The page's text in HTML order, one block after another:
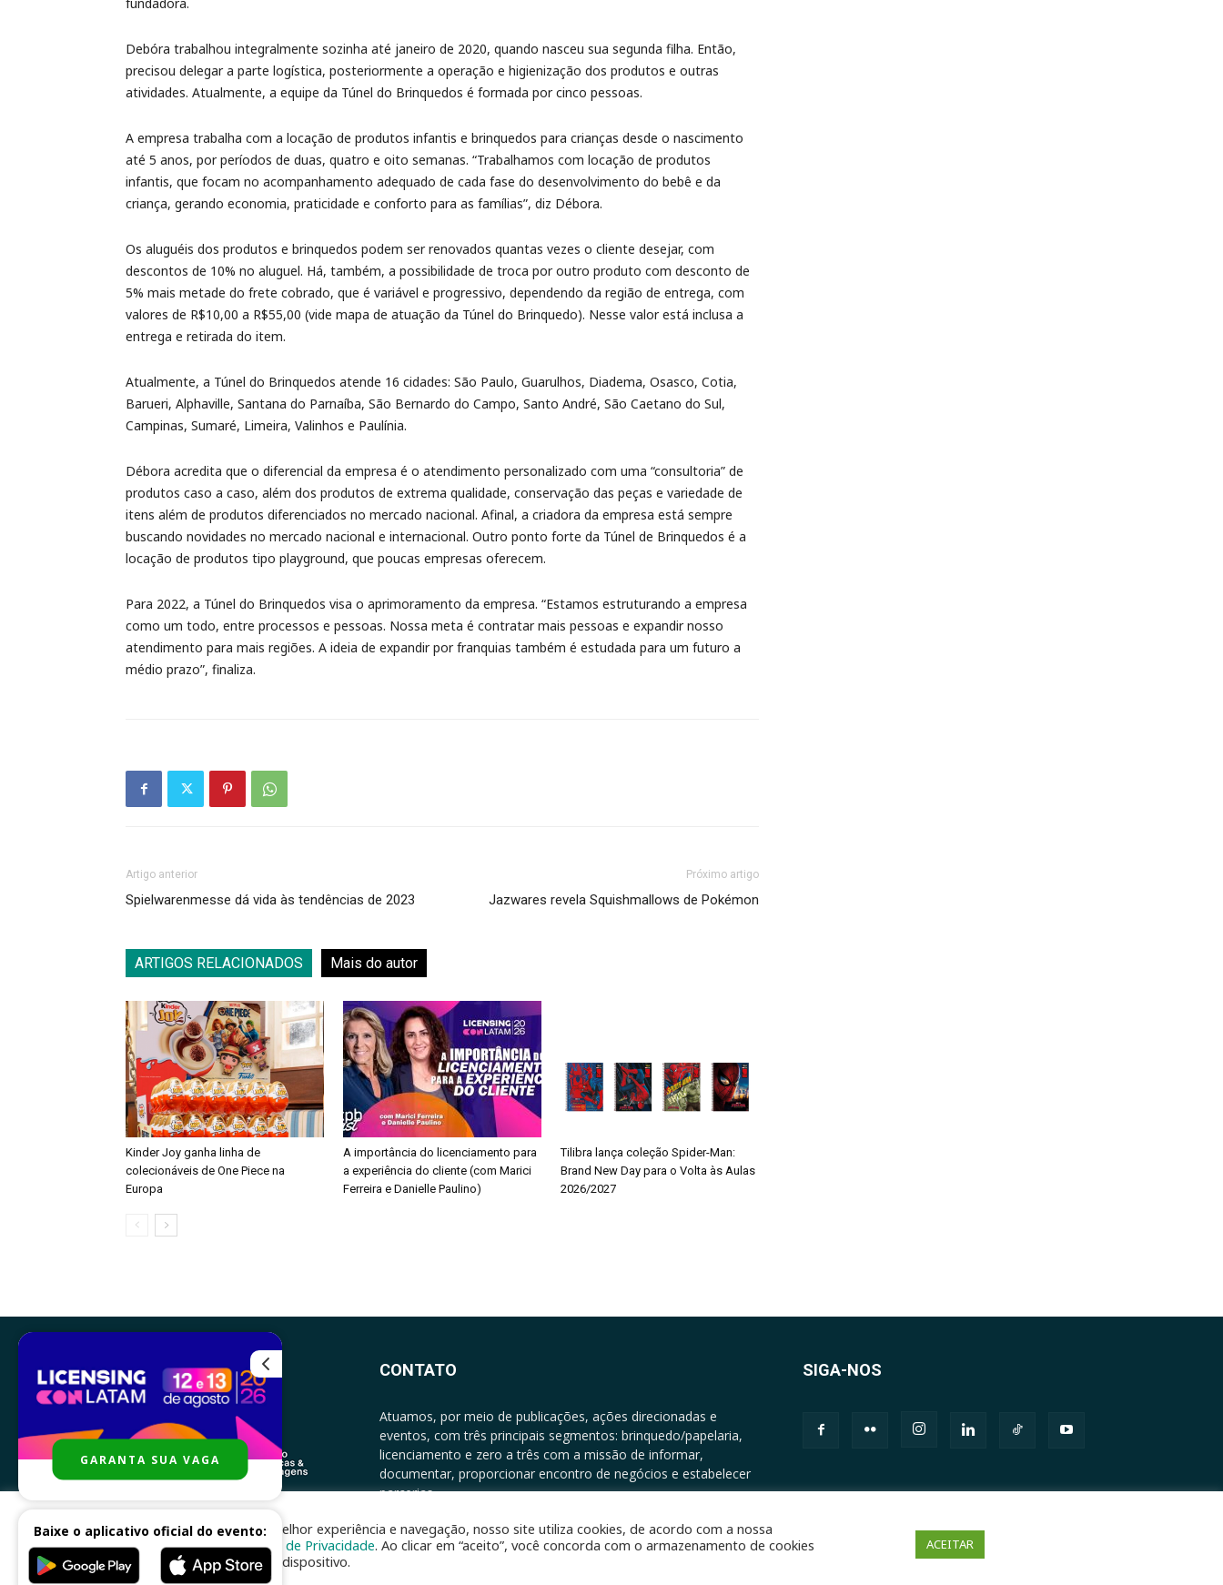
Debóra trabalhou integralmente sozinha até janeiro de 2020, quando nasceu sua segunda filha. Então,
precisou delegar a parte logística, posteriormente a operação e higienização dos produtos e outras
atividades. Atualmente, a equipe da Túnel do Brinquedos é formada por cinco pessoas.
A empresa trabalha com a locação de produtos infantis e brinquedos para crianças desde o nascimento
até 5 anos, por períodos de duas, quatro e oito semanas. “Trabalhamos com locação de produtos
infantis, que focam no acompanhamento adequado de cada fase do desenvolvimento do bebê e da
criança, gerando economia, praticidade e conforto para as famílias”, diz Débora.
Os aluguéis dos produtos e brinquedos podem ser renovados quantas vezes o cliente desejar, com
descontos de 10% no aluguel. Há, também, a possibilidade de troca por outro produto com desconto de
5% mais metade do frete cobrado, que é variável e progressivo, dependendo da região de entrega, com
valores de R$10,00 a R$55,00 (vide mapa de atuação da Túnel do Brinquedo). Nesse valor está inclusa a
entrega e retirada do item.
Atualmente, a Túnel do Brinquedos atende 16 cidades: São Paulo, Guarulhos, Diadema, Osasco, Cotia,
Barueri, Alphaville, Santana do Parnaíba, São Bernardo do Campo, Santo André, São Caetano do Sul,
Campinas, Sumaré, Limeira, Valinhos e Paulínia.
Débora acredita que o diferencial da empresa é o atendimento personalizado com uma “consultoria” de
produtos caso a caso, além dos produtos de extrema qualidade, conservação das peças e variedade de
itens além de produtos diferenciados no mercado nacional. Afinal, a criadora da empresa está sempre
buscando novidades no mercado nacional e internacional. Outro ponto forte da Túnel de Brinquedos é a
locação de produtos tipo playground, que poucas empresas oferecem.
Para 2022, a Túnel do Brinquedos visa o aprimoramento da empresa. “Estamos estruturando a empresa
como um todo, entre processos e pessoas. Nossa meta é contratar mais pessoas e expandir nosso
atendimento para mais regiões. A ideia de expandir por franquias também é estudada para um futuro a
médio prazo”, finaliza.
Artigo anterior
Spielwarenmesse dá vida às tendências de 2023
Próximo artigo
Jazwares revela Squishmallows de Pokémon
ARTIGOS RELACIONADOS Mais do autor
Kinder Joy ganha linha de
colecionáveis de One Piece na
Europa
A importância do licenciamento para
a experiência do cliente (com Marici
Ferreira e Danielle Paulino)
Tilibra lança coleção Spider-Man:
Brand New Day para o Volta às Aulas
2026/2027
CONTATO
Atuamos, por meio de publicações, ações direcionadas e
eventos, com três principais segmentos: brinquedo/papelaria,
licenciamento e zero a três com a missão de informar,
documentar, proporcionar encontro de negócios e estabelecer
parcerias.
SIGA-NOS
Para melhor experiência e navegação, nosso site utiliza cookies, de acordo com a nossa
Política de Privacidade. Ao clicar em “aceito”, você concorda com o armazenamento de cookies
no seu dispositivo.
ACEITAR
GARANTA SUA VAGA
Baixe o aplicativo oficial do evento: